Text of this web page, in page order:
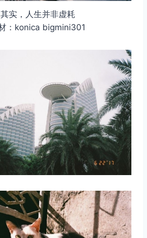
其实，人生并非虚耗
：konica bigmini301